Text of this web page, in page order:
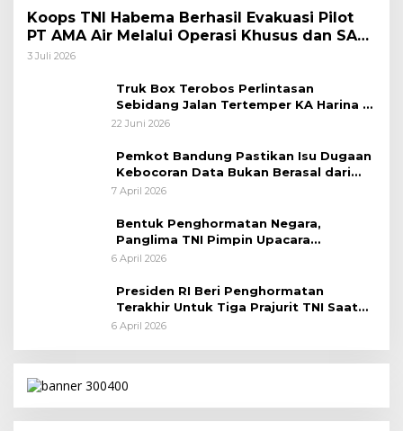
Koops TNI Habema Berhasil Evakuasi Pilot
PT AMA Air Melalui Operasi Khusus dan SAR
Taktis
3 Juli 2026
Truk Box Terobos Perlintasan
Sebidang Jalan Tertemper KA Harina di
Jalan Stasiun Poncol-Jrakah Semarang
22 Juni 2026
Pemkot Bandung Pastikan Isu Dugaan
Kebocoran Data Bukan Berasal dari
Server Disdukcapil
7 April 2026
Bentuk Penghormatan Negara,
Panglima TNI Pimpin Upacara
Pemakaman Militer
6 April 2026
Presiden RI Beri Penghormatan
Terakhir Untuk Tiga Prajurit TNI Saat
Persemayaman di Bandara Soekarno-
6 April 2026